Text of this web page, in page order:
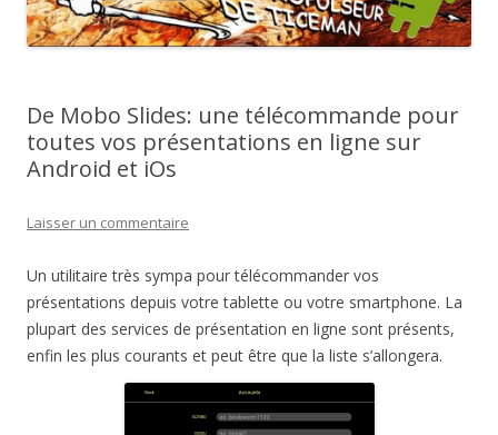
De Mobo Slides: une télécommande pour
toutes vos présentations en ligne sur
Android et iOs
Laisser un commentaire
Un utilitaire très sympa pour télécommander vos
présentations depuis votre tablette ou votre smartphone. La
plupart des services de présentation en ligne sont présents,
enfin les plus courants et peut être que la liste s’allongera.